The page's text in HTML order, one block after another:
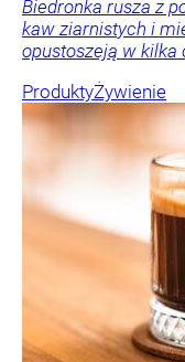
Biedronka rusza z
kaw ziarnistych i
opustoszeją w kilka
ProduktyŻywienie